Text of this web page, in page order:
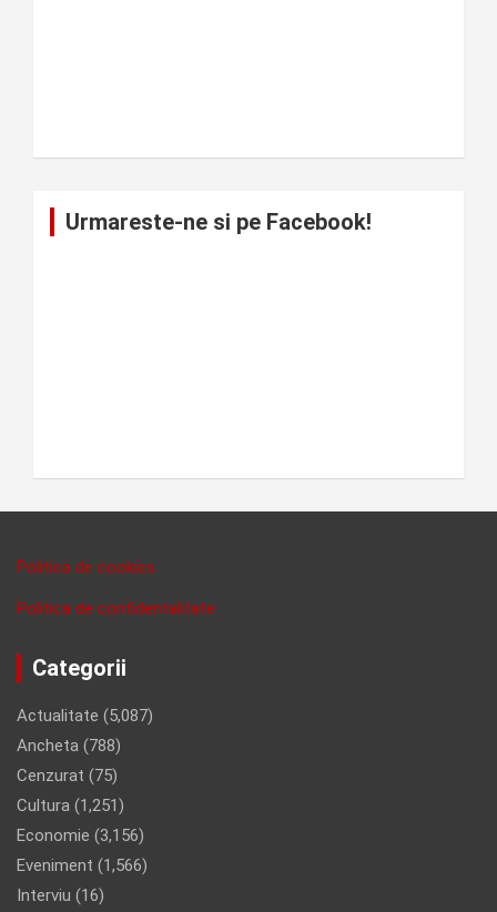
Urmareste-ne si pe Facebook!
Politica de cookies
Politica de confidentalitate
Categorii
Actualitate (5,087)
Ancheta (788)
Cenzurat (75)
Cultura (1,251)
Economie (3,156)
Eveniment (1,566)
Interviu (16)